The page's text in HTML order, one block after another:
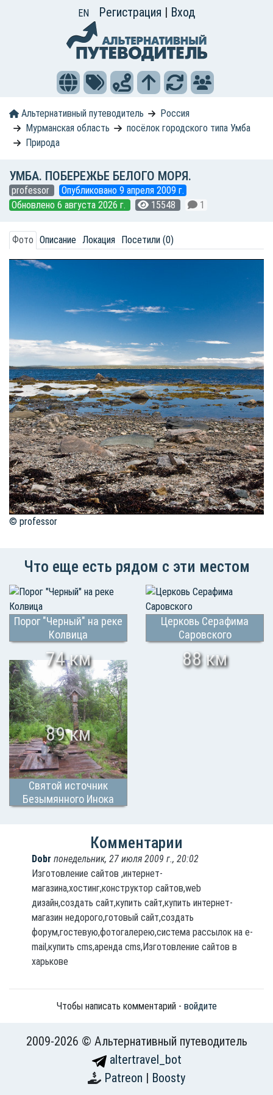
EN Регистрация | Вход
Альтернативный путеводитель
Россия
Мурманская область
посёлок городского типа Умба
Природа
УМБА. ПОБЕРЕЖЬЕ БЕЛОГО МОРЯ.
professor
Опубликовано 9 апреля 2009 г.
Обновлено 6 августа 2026 г.
15548 1
Фото Описание Локация Посетили (0)
© professor
Что еще есть рядом с эти местом
Порог "Черный" на реке
Колвица
74 км
Церковь Серафима
Саровского
88 км
Святой источник
Безымянного Инока
89 км
Комментарии
Dobr понедельник, 27 июля 2009 г., 20:02
Изготовление сайтов ,интернет-
магазина,хостинг,конструктор сайтов,web
дизайн,создать сайт,купить сайт,купить интернет-
магазин недорого,готовый сайт,создать
форум,гостевую,фотогалерею,система рассылок на e-
mail,купить cms,аренда cms,Изготовление сайтов в
харькове
Чтобы написать комментарий - войдите
2009-2026 © Альтернативный путеводитель
altertravel_bot
Patreon | Boosty